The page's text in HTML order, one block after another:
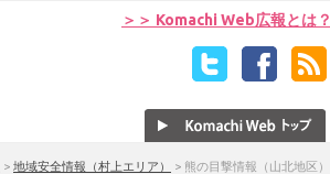
＞＞ Komachi Web広報とは？
> 地域安全情報（村上エリア） > 熊の目撃情報（山北地区）